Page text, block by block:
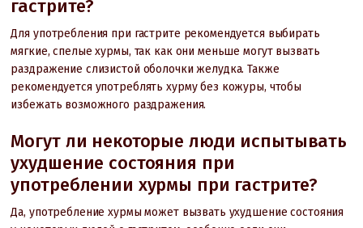
гастрите?
Для употребления при гастрите рекомендуется выбирать
мягкие, спелые хурмы, так как они меньше могут вызвать
раздражение слизистой оболочки желудка. Также
рекомендуется употреблять хурму без кожуры, чтобы
избежать возможного раздражения.
Могут ли некоторые люди испытывать
ухудшение состояния при
употреблении хурмы при гастрите?
Да, употребление хурмы может вызвать ухудшение состояния